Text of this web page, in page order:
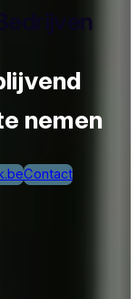
nemen
Contact